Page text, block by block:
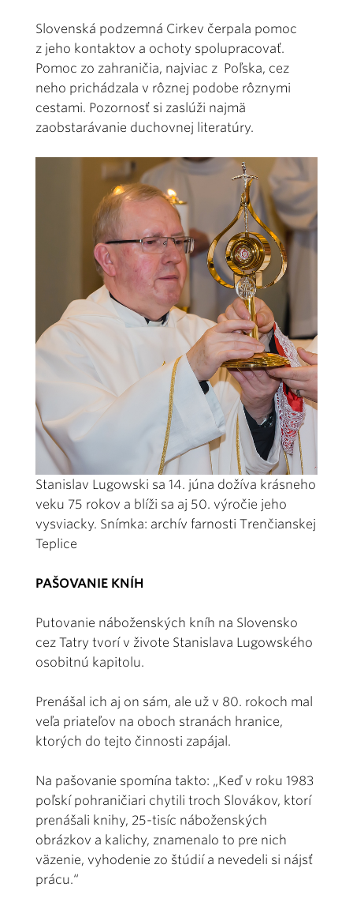
Slovenská podzemná Cirkev čerpala pomoc
z jeho kontaktov a ochoty spolupracovať.
Pomoc zo zahraničia, najviac z Poľska, cez
neho prichádzala v rôznej podobe rôznymi
cestami. Pozornosť si zaslúži najmä
zaobstarávanie duchovnej literatúry.
Stanislav Lugowski sa 14. júna dožíva krásneho
veku 75 rokov a blíži sa aj 50. výročie jeho
vysviacky. Snímka: archív farnosti Trenčianskej
Teplice
PAŠOVANIE KNÍH
Putovanie náboženských kníh na Slovensko
cez Tatry tvorí v živote Stanislava Lugowského
osobitnú kapitolu.
Prenášal ich aj on sám, ale už v 80. rokoch mal
veľa priateľov na oboch stranách hranice,
ktorých do tejto činnosti zapájal.
Na pašovanie spomína takto: „Keď v roku 1983
poľskí pohraničiari chytili troch Slovákov, ktorí
prenášali knihy, 25-tisíc náboženských
obrázkov a kalichy, znamenalo to pre nich
väzenie, vyhodenie zo štúdií a nevedeli si nájsť
prácu.“